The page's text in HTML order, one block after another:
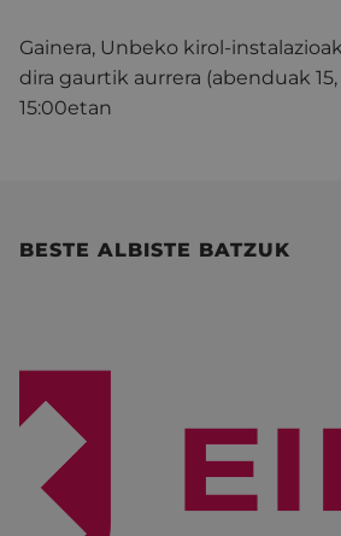
Gainera, Unbeko kirol-
dira gaurtik aurrera (abenduak
15:00etan
BESTE ALBISTE BATZUK